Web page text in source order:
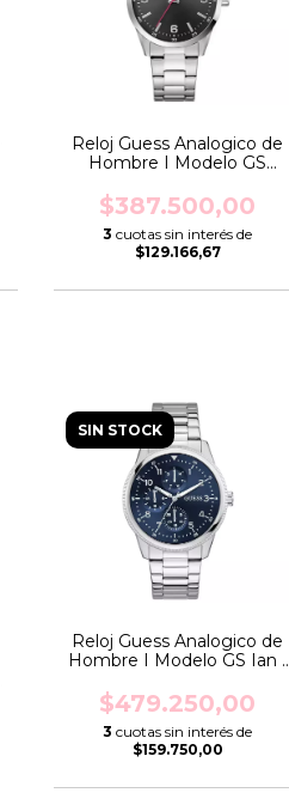
Reloj Guess Analogico de
Hombre I Modelo GS
$387.500,00
3 cuotas sin interés de
$129.166,67
SIN STOCK
Reloj Guess Analogico de
Hombre I Modelo GS Ian I
$479.250,00
3 cuotas sin interés de
$159.750,00